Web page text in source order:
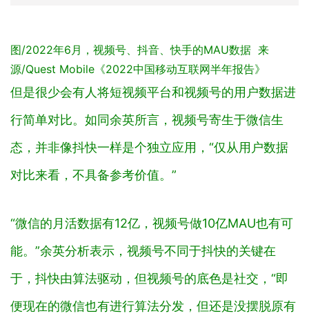
源/Quest Mobile《2022中国移动互联网半年报告》
但是很少会有人将短视频平台和视频号的用户数据进
行简单对比。如同余英所言，视频号寄生于微信生
态，并非像抖快一样是个独立应用，“仅从用户数据
对比来看，不具备参考价值。”
能。”余英分析表示，视频号不同于抖快的关键在
于，抖快由算法驱动，但视频号的底色是社交，“即
便现在的微信也有进行算法分发，但还是没摆脱原有
的社交分发逻辑，本质还是人与人之间的连接。”